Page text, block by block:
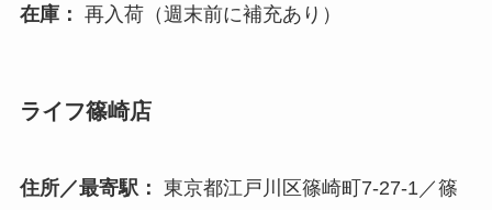
在庫： 再入荷（週末前に補充あり）
ライフ篠崎店
住所／最寄駅： 東京都江戸川区篠崎町7-27-1／篠